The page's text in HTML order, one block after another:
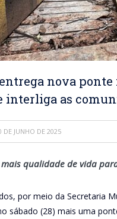
nova ponte
as
DE JUNHO DE 2025
qualidade de vida
por meio da Secretaria
sábado (28) mais uma